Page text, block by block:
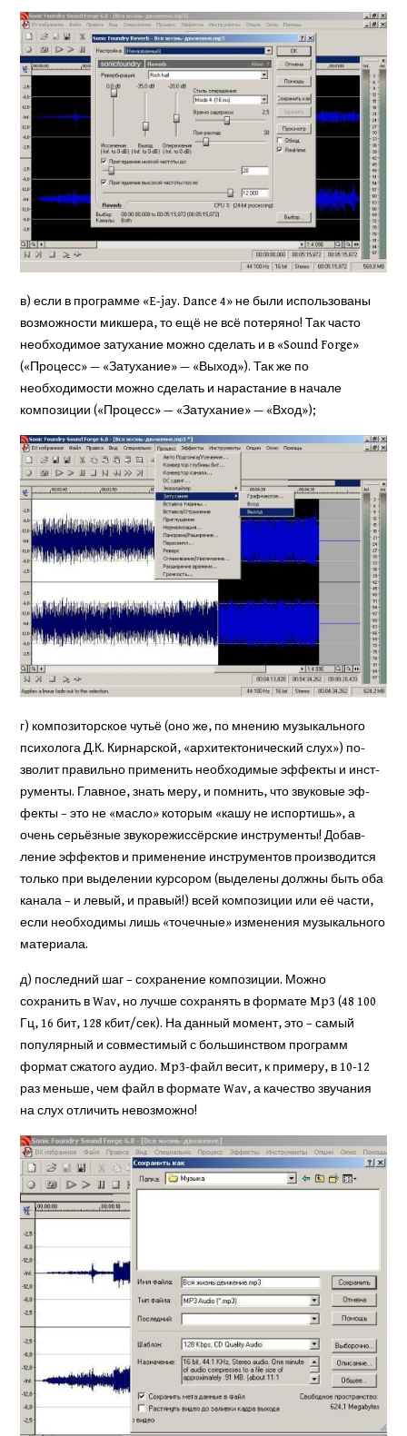
в) если в программе «E-jay. Dance 4» не были использованы
возможности микшера, то ещё не всё потеряно! Так часто
необходимое затухание можно сделать и в «Sound Forge»
(«Процесс» — «Затухание» — «Вы­ход»). Так же по
необходимости можно сделать и нарастание в начале
композиции («Процесс» — «Затуха­ние» — «Вход»);
г) композиторское чутьё (оно же, по мнению музыкального
психолога Д.К. Кирнарской, «архитектонический слух») по­
зволит правильно приме­нить необходимые эффекты и инст­
рументы. Главное, знать меру, и помнить, что звуко­вые эф­
фекты – это не «масло» кото­рым «кашу не испортишь», а
очень серьёз­ные звукорежис­сёрские ин­струменты! Добав­
ление эф­фектов и применение инст­рументов производится
только при выделении курсо­ром (выделены должны быть оба
канала – и ле­вый, и правый!) всей компози­ции или её части,
если необходимы лишь «то­чечные» изменения музыкаль­ного
материала.
д) последний шаг – сохранение композиции. Можно
сохранить в Wav, но лучше сохранять в формате Mp3 (48 100
Гц, 16 бит, 128 кбит/сек). На данный момент, это – самый
популярный и со­вместимый с большинством программ
формат сжатого ау­дио. Mp3-файл весит, к при­меру, в 10-12
раз меньше, чем файл в формате Wav, а каче­ство звучания
на слух отли­чить невозможно!